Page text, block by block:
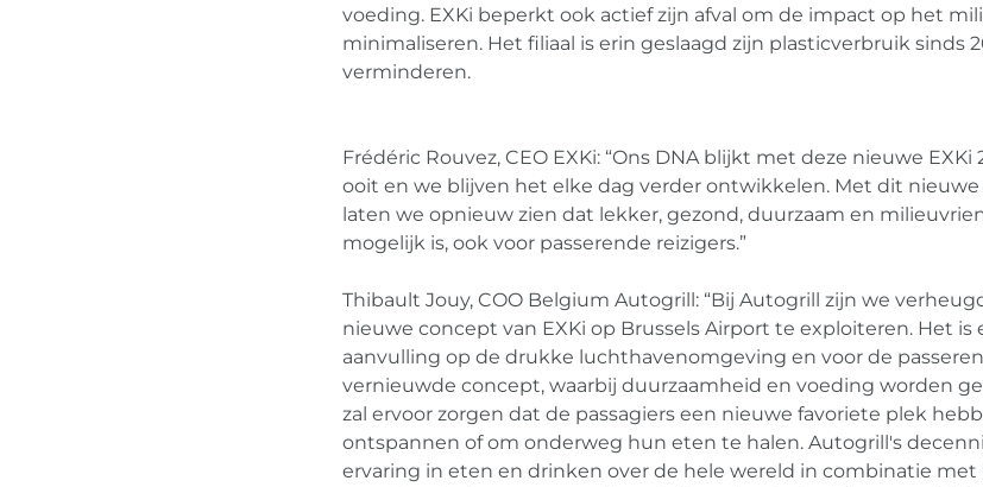
voeding. EXKi beperkt ook actief zijn afval om de impact op het
minimaliseren. Het filiaal is erin geslaagd zijn plasticverbruik sinds
verminderen.
Frédéric Rouvez, CEO EXKi: “Ons DNA blijkt met deze nieuwe EXKi
ooit en we blijven het elke dag verder ontwikkelen. Met dit
laten we opnieuw zien dat lekker, gezond, duurzaam en
mogelijk is, ook voor passerende reizigers.”
Thibault Jouy, COO Belgium Autogrill: “Bij Autogrill zijn we
nieuwe concept van EXKi op Brussels Airport te exploiteren. Het is
aanvulling op de drukke luchthavenomgeving en voor de
vernieuwde concept, waarbij duurzaamheid en voeding worden
zal ervoor zorgen dat de passagiers een nieuwe favoriete plek
ontspannen of om onderweg hun eten te halen. Autogrill's
ervaring in eten en drinken over de hele wereld in combinatie met